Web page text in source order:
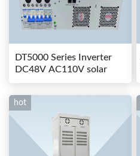
DT5000 Series Inverter
DC48V AC110V solar
hot